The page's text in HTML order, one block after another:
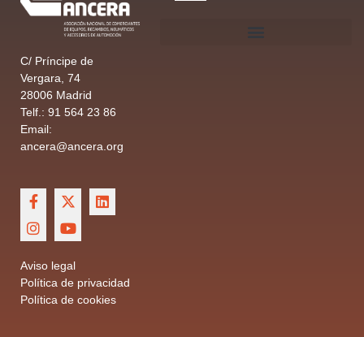
C/ Príncipe de
Vergara, 74
28006 Madrid
Telf.: 91 564 23 86
Email:
ancera@ancera.org
Aviso legal
Política de privacidad
Política de cookies